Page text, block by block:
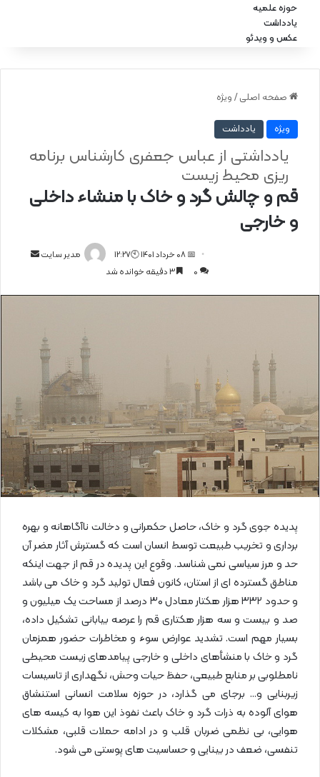
حوزه علمیه
یادداشت
عکس و ویدئو
صفحه اصلی / ویژه
ویژه یادداشت
قم و چالش گرد و خاک با منشاء داخلی
و خارجی
یادداشتی از عباس جعفری کارشناس برنامه
ریزی محیط زیست
مدیر سایت
📅 08 خرداد 1401 🕙12:27
0
پدیده جوی گرد و خاک، حاصل حکمرانی و دخالت ناآگاهانه و بهره
برداری و تخریب طبیعت توسط انسان‌ است که گسترش آثار مضر آن
حد و مرز سیاسی نمی شناسد. وقوع این پدیده در قم از جهت اینکه
مناطق‌ گسترده ای از استان، کانون فعال تولید گرد و خاک می باشد
و حدود ۳۳۲ هزار هکتار معادل ۳۰ درصد از مساحت یک میلیون و
صد و بیست و سه هزار هکتاری قم را عرصه بیابانی تشکیل داده،
بسیار مهم است. تشدید عوارض سوء و مخاطرات حضور همزمان
گرد و خاک با منشأهای داخلی و خارجی پیامدهای زیست محیطی
نامطلوبی بر منابع طبیعی، حفظ حیات وحش، نگهداری از تاسیسات
زیربنایی و… برجای می گذارد، در حوزه سلامت انسانی استنشاق
هوای آلوده به ذرات گرد و خاک باعث نفوذ این هوا به کیسه های
هوایی، بی نظمی ضربان قلب و در ادامه حملات قلبی، مشکلات
تنفسی، ضعف در بینایی و حساسیت های پوستی می شود.